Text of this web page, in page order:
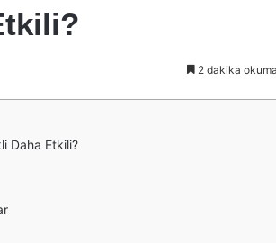
2 dakika
Daha Etkili?